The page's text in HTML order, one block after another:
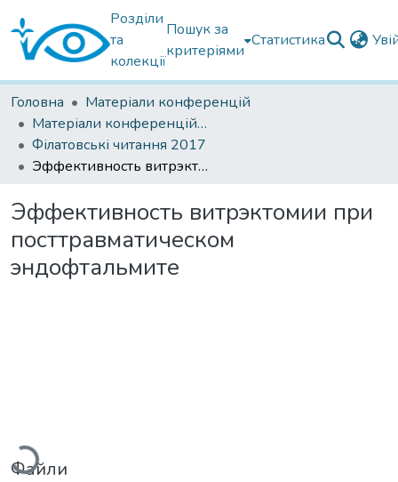
Розділи
та
колекції
Пошук за
критеріями
Статистика
Головна
Матеріали конференцій
Матеріали конференцій Інституту Філатова
Філатовські читання 2017
Эффективность витрэктомии при посттравматическом эндофтальмите
Эффективность витрэктомии при
посттравматическом
эндофтальмите
Вантажиться...
Файли